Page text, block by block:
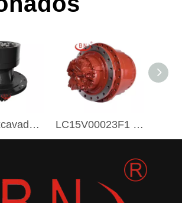
Partes excavadoras Bn 31n8-10180 31n8-10181 31E9-01052 31n8-13910 Swing Caja de cambios de reducción para Hyundai R335-7 R305-7 R290-7 LC15V00023F1 SK350-8 BN Caja de engranajes de excavación de rastreo pesado Drive final con motor para Kobelco SK350-8